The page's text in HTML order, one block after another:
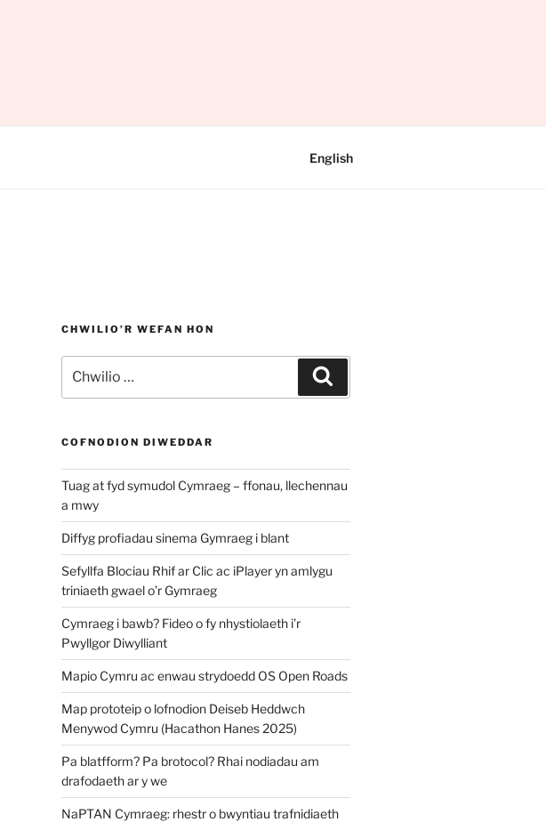
English
CHWILIO’R WEFAN HON
am:
COFNODION DIWEDDAR
Tuag at fyd symudol Cymraeg – ffonau, llechennau
a mwy
Diffyg profiadau sinema Gymraeg i blant
Sefyllfa Blociau Rhif ar Clic ac iPlayer yn amlygu
triniaeth gwael o’r Gymraeg
Cymraeg i bawb? Fideo o fy nhystiolaeth i’r
Pwyllgor Diwylliant
Mapio Cymru ac enwau strydoedd OS Open Roads
Map prototeip o lofnodion Deiseb Heddwch
Menywod Cymru (Hacathon Hanes 2025)
Pa blatfform? Pa brotocol? Rhai nodiadau am
drafodaeth ar y we
NaPTAN Cymraeg: rhestr o bwyntiau trafnidiaeth